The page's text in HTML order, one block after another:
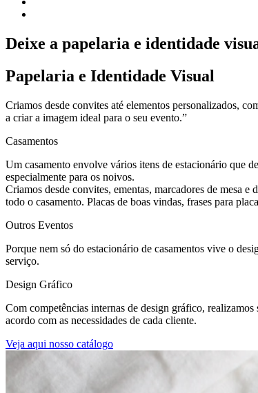
Deixe a papelaria e identidade
Papelaria e Identidade Visual
Criamos desde convites até elementos personalizados,
a criar a imagem ideal para o seu evento.”
Casamentos
Um casamento envolve vários itens de estacionário que
especialmente para os noivos.
Criamos desde convites, ementas, marcadores de mesa e
todo o casamento. Placas de boas vindas, frases para
Outros Eventos
Porque nem só do estacionário de casamentos vive o
serviço.
Design Gráfico
Com competências internas de design gráfico,
acordo com as necessidades de cada cliente.
Veja aqui nosso catálogo